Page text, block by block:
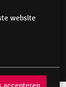
website